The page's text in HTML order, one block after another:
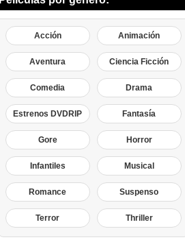
Acción Animación
Aventura Ciencia Ficción
Comedia Drama
Estrenos DVDRIP Fantasía
Gore Horror
Infantiles Musical
Romance Suspenso
Terror Thriller